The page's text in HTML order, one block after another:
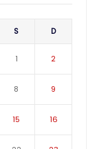
S D
1 2
8 9
15 16